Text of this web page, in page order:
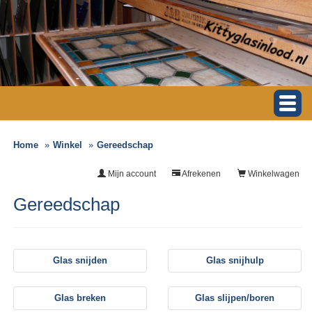
Home Winkel Gereedschap
Winkelwagen
Afrekenen
Mijn account
Gereedschap
Glas snijden Glas snijhulp
Glas breken Glas slijpen/boren